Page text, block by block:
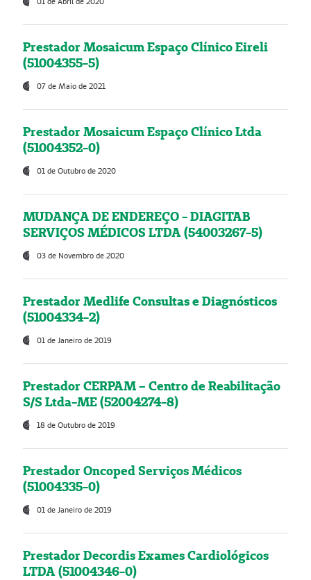
Prestador Mosaicum Espaço Clínico Eireli
(51004355-5)
07 de Maio de 2021
Prestador Mosaicum Espaço Clínico Ltda
(51004352-0)
01 de Outubro de 2020
MUDANÇA DE ENDEREÇO - DIAGITAB
SERVIÇOS MÉDICOS LTDA (54003267-5)
03 de Novembro de 2020
Prestador Medlife Consultas e Diagnósticos
(51004334-2)
01 de Janeiro de 2019
Prestador CERPAM – Centro de Reabilitação
S/S Ltda-ME (52004274-8)
18 de Outubro de 2019
Prestador Oncoped Serviços Médicos
(51004335-0)
01 de Janeiro de 2019
Prestador Decordis Exames Cardiológicos
LTDA (51004346-0)